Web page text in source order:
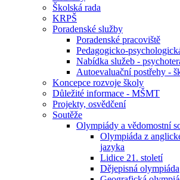
Školská rada
KRPŠ
Poradenské služby
Poradenské pracoviště
Pedagogicko-
Nabídka služeb -
Autoevaluační postřehy -
Koncepce rozvoje školy
Důležité informace - MŠMT
Projekty, osvědčení
Soutěže
Olympiády a vědomostní
Olympiáda z
jazyka
Lidice 21. století
Dějepisná olympiáda